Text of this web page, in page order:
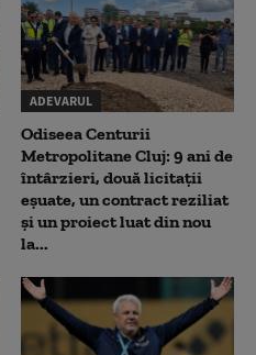
ADEVARUL
Odiseea Centurii
Metropolitane Cluj: 9 ani de
întârzieri, două licitații
eșuate, un contract reziliat
și un proiect luat din nou
la...